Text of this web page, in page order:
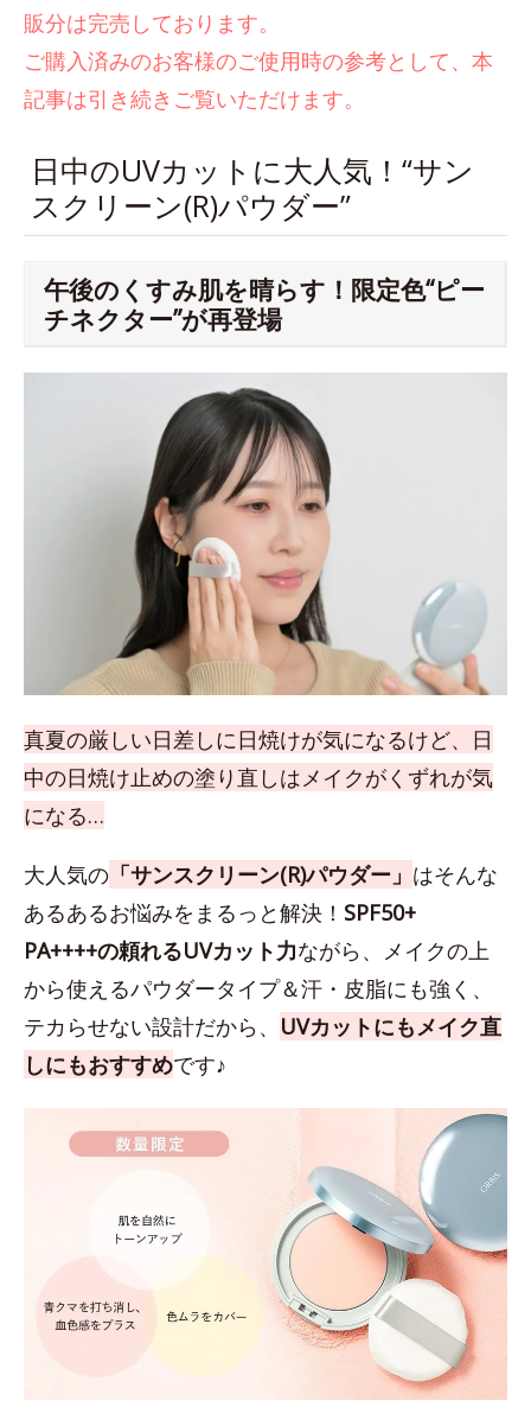
販分は完売しております。
ご購入済みのお客様のご使用時の参考として、本
記事は引き続きご覧いただけます。
日中のUVカットに大人気！“サン
スクリーン(R)パウダー”
午後のくすみ肌を晴らす！限定色“ピー
チネクター”が再登場
真夏の厳しい日差しに日焼けが気になるけど、日
中の日焼け止めの塗り直しはメイクがくずれが気
になる…
大人気の 「サンスクリーン(R)パウダー」 はそんな
あるあるお悩みをまるっと解決！ SPF50+
PA++++の頼れるUVカット力ながら、メイクの上
から使えるパウダータイプ＆汗・皮脂にも強く、
テカらせない設計だから、 UVカットにもメイク直
しにもおすすめです♪